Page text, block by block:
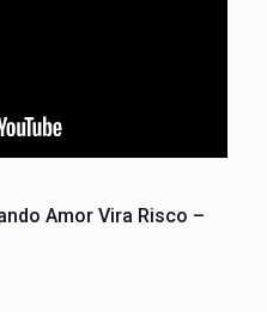
Amor Vira Risco –